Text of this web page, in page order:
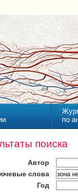
по
поиска
Автор
слова
Год